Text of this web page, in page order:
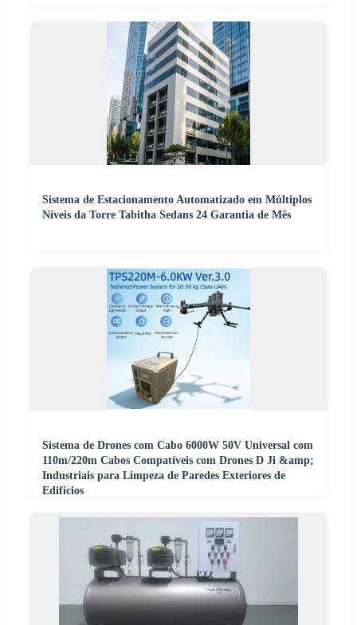
Sistema de Estacionamento Automatizado em Múltiplos
Níveis da Torre Tabitha Sedans 24 Garantia de Mês
Sistema de Drones com Cabo 6000W 50V Universal com
110m/220m Cabos Compatíveis com Drones D Ji &amp;
Industriais para Limpeza de Paredes Exteriores de
Edifícios